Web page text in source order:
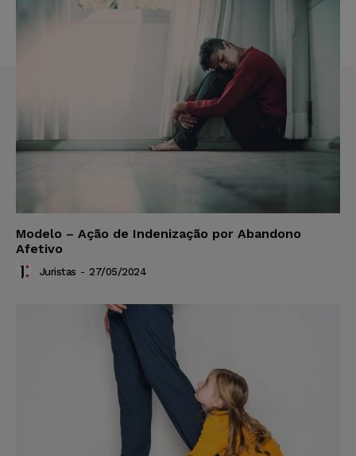
Modelo – Ação de Indenização por Abandono
Afetivo
Juristas - 27/05/2024